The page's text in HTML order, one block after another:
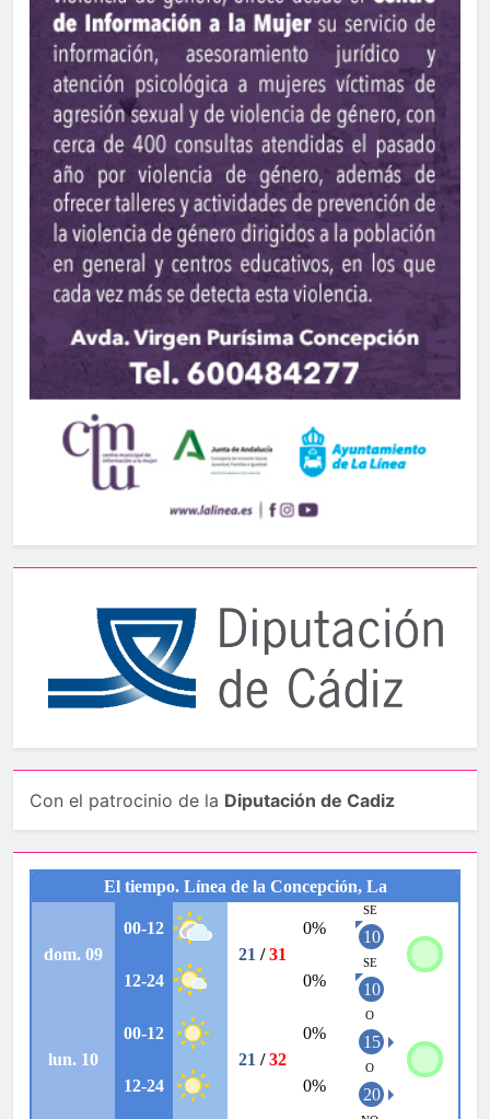
Con el patrocinio de la Diputación de Cadiz